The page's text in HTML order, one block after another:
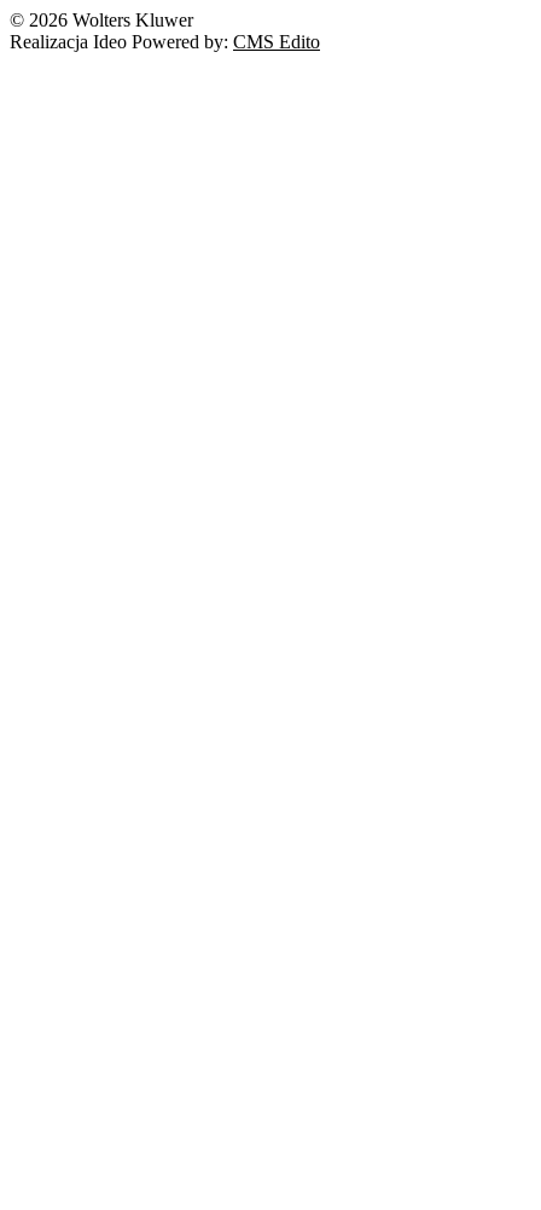
© 2026 Wolters Kluwer
Realizacja Ideo Powered by: CMS Edito